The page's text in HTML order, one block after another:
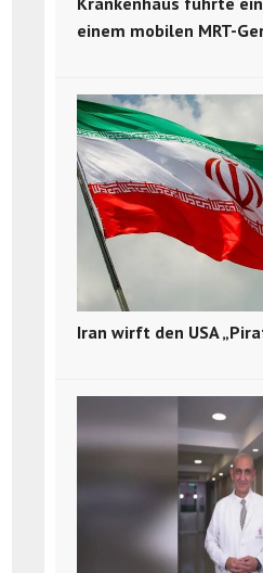
einem mobilen MRT-
Iran wirft den USA